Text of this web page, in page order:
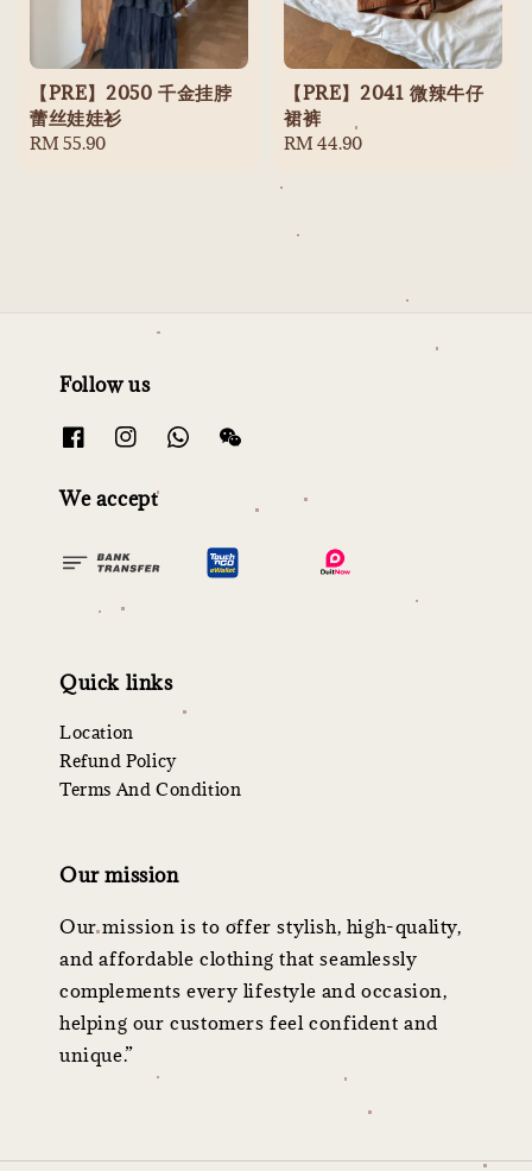
【PRE】2050 千金挂脖
蕾丝娃娃衫
Regular
RM 55.90
【PRE】2041 微辣牛仔
裙裤
Regular
RM 44.90
Follow us
We accept
Quick links
Location
Refund Policy
Terms And Condition
Our mission
Our mission is to offer stylish, high-quality,
and affordable clothing that seamlessly
complements every lifestyle and occasion,
helping our customers feel confident and
unique.”